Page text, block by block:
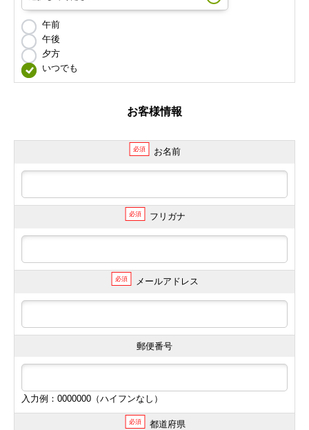
午前
午後
夕方
いつでも
お客様情報
必須 お名前
必須 フリガナ
必須 メールアドレス
郵便番号
入力例：0000000（ハイフンなし）
必須 都道府県